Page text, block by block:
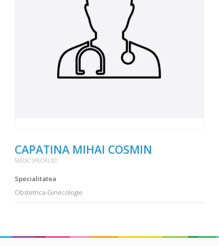
CAPATINA MIHAI COSMIN
MEDIC SPECIALIST
Specialitatea
Obstetrica-Ginecologie